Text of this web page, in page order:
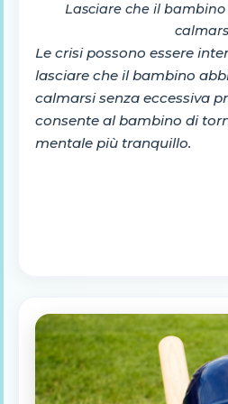
Lasciare che il
Le crisi possono essere
lasciare che il bambino
calmarsi senza eccessiva
consente al bambino di
mentale più tranquillo.